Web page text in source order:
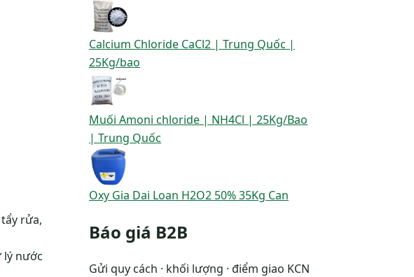
rửa,
lý nước
Calcium Chloride CaCl2 | Trung Quốc |
25Kg/bao
Muối Amoni chloride | NH4Cl | 25Kg/Bao
| Trung Quốc
Oxy Gia Dai Loan H2O2 50% 35Kg Can
Báo giá B2B
Gửi quy cách · khối lượng · điểm giao KCN